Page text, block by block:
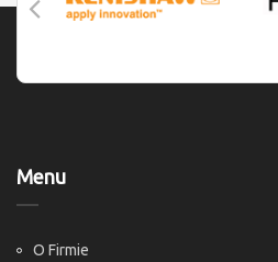
Menu
O Firmie